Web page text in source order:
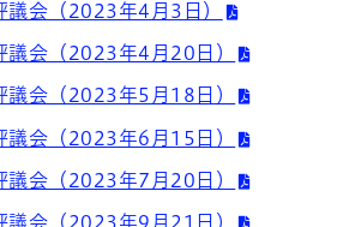
議会（2023年4月3日）
議会（2023年4月20日）
議会（2023年5月18日）
議会（2023年6月15日）
議会（2023年7月20日）
議会（2023年9月21日）